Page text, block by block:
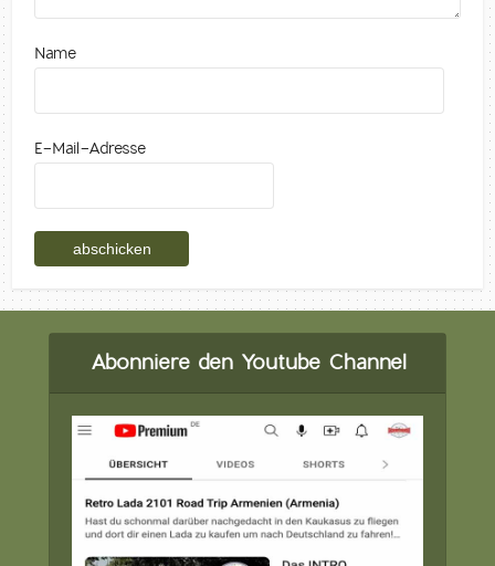
Name
E-Mail-Adresse
Abonniere den Youtube Channel